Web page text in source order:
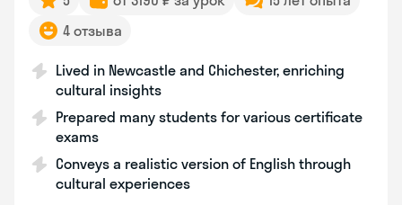
4 отзыва
Lived in Newcastle and Chichester, enriching
cultural insights
Prepared many students for various certificate
exams
Conveys a realistic version of English through
cultural experiences